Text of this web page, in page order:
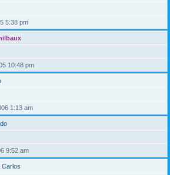
5:38 pm
10:48 pm
1:13 am
9:52 am
Carlos